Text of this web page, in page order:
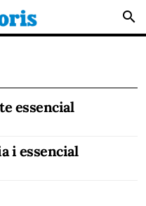
search
essencial
i essencial